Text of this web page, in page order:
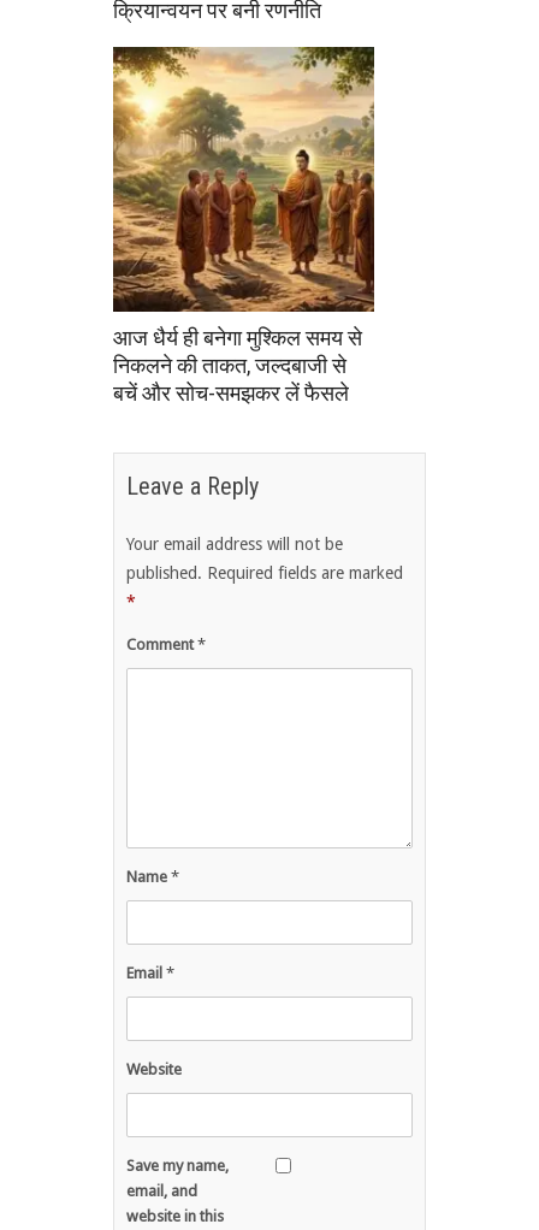
क्रियान्वयन पर बनी रणनीति
आज धैर्य ही बनेगा मुश्किल समय से
निकलने की ताकत, जल्दबाजी से
बचें और सोच-समझकर लें फैसले
Leave a Reply
Your email address will not be
published. Required fields are marked
*
Comment*
Name *
Email *
Website
Save my name,
email, and
website in this